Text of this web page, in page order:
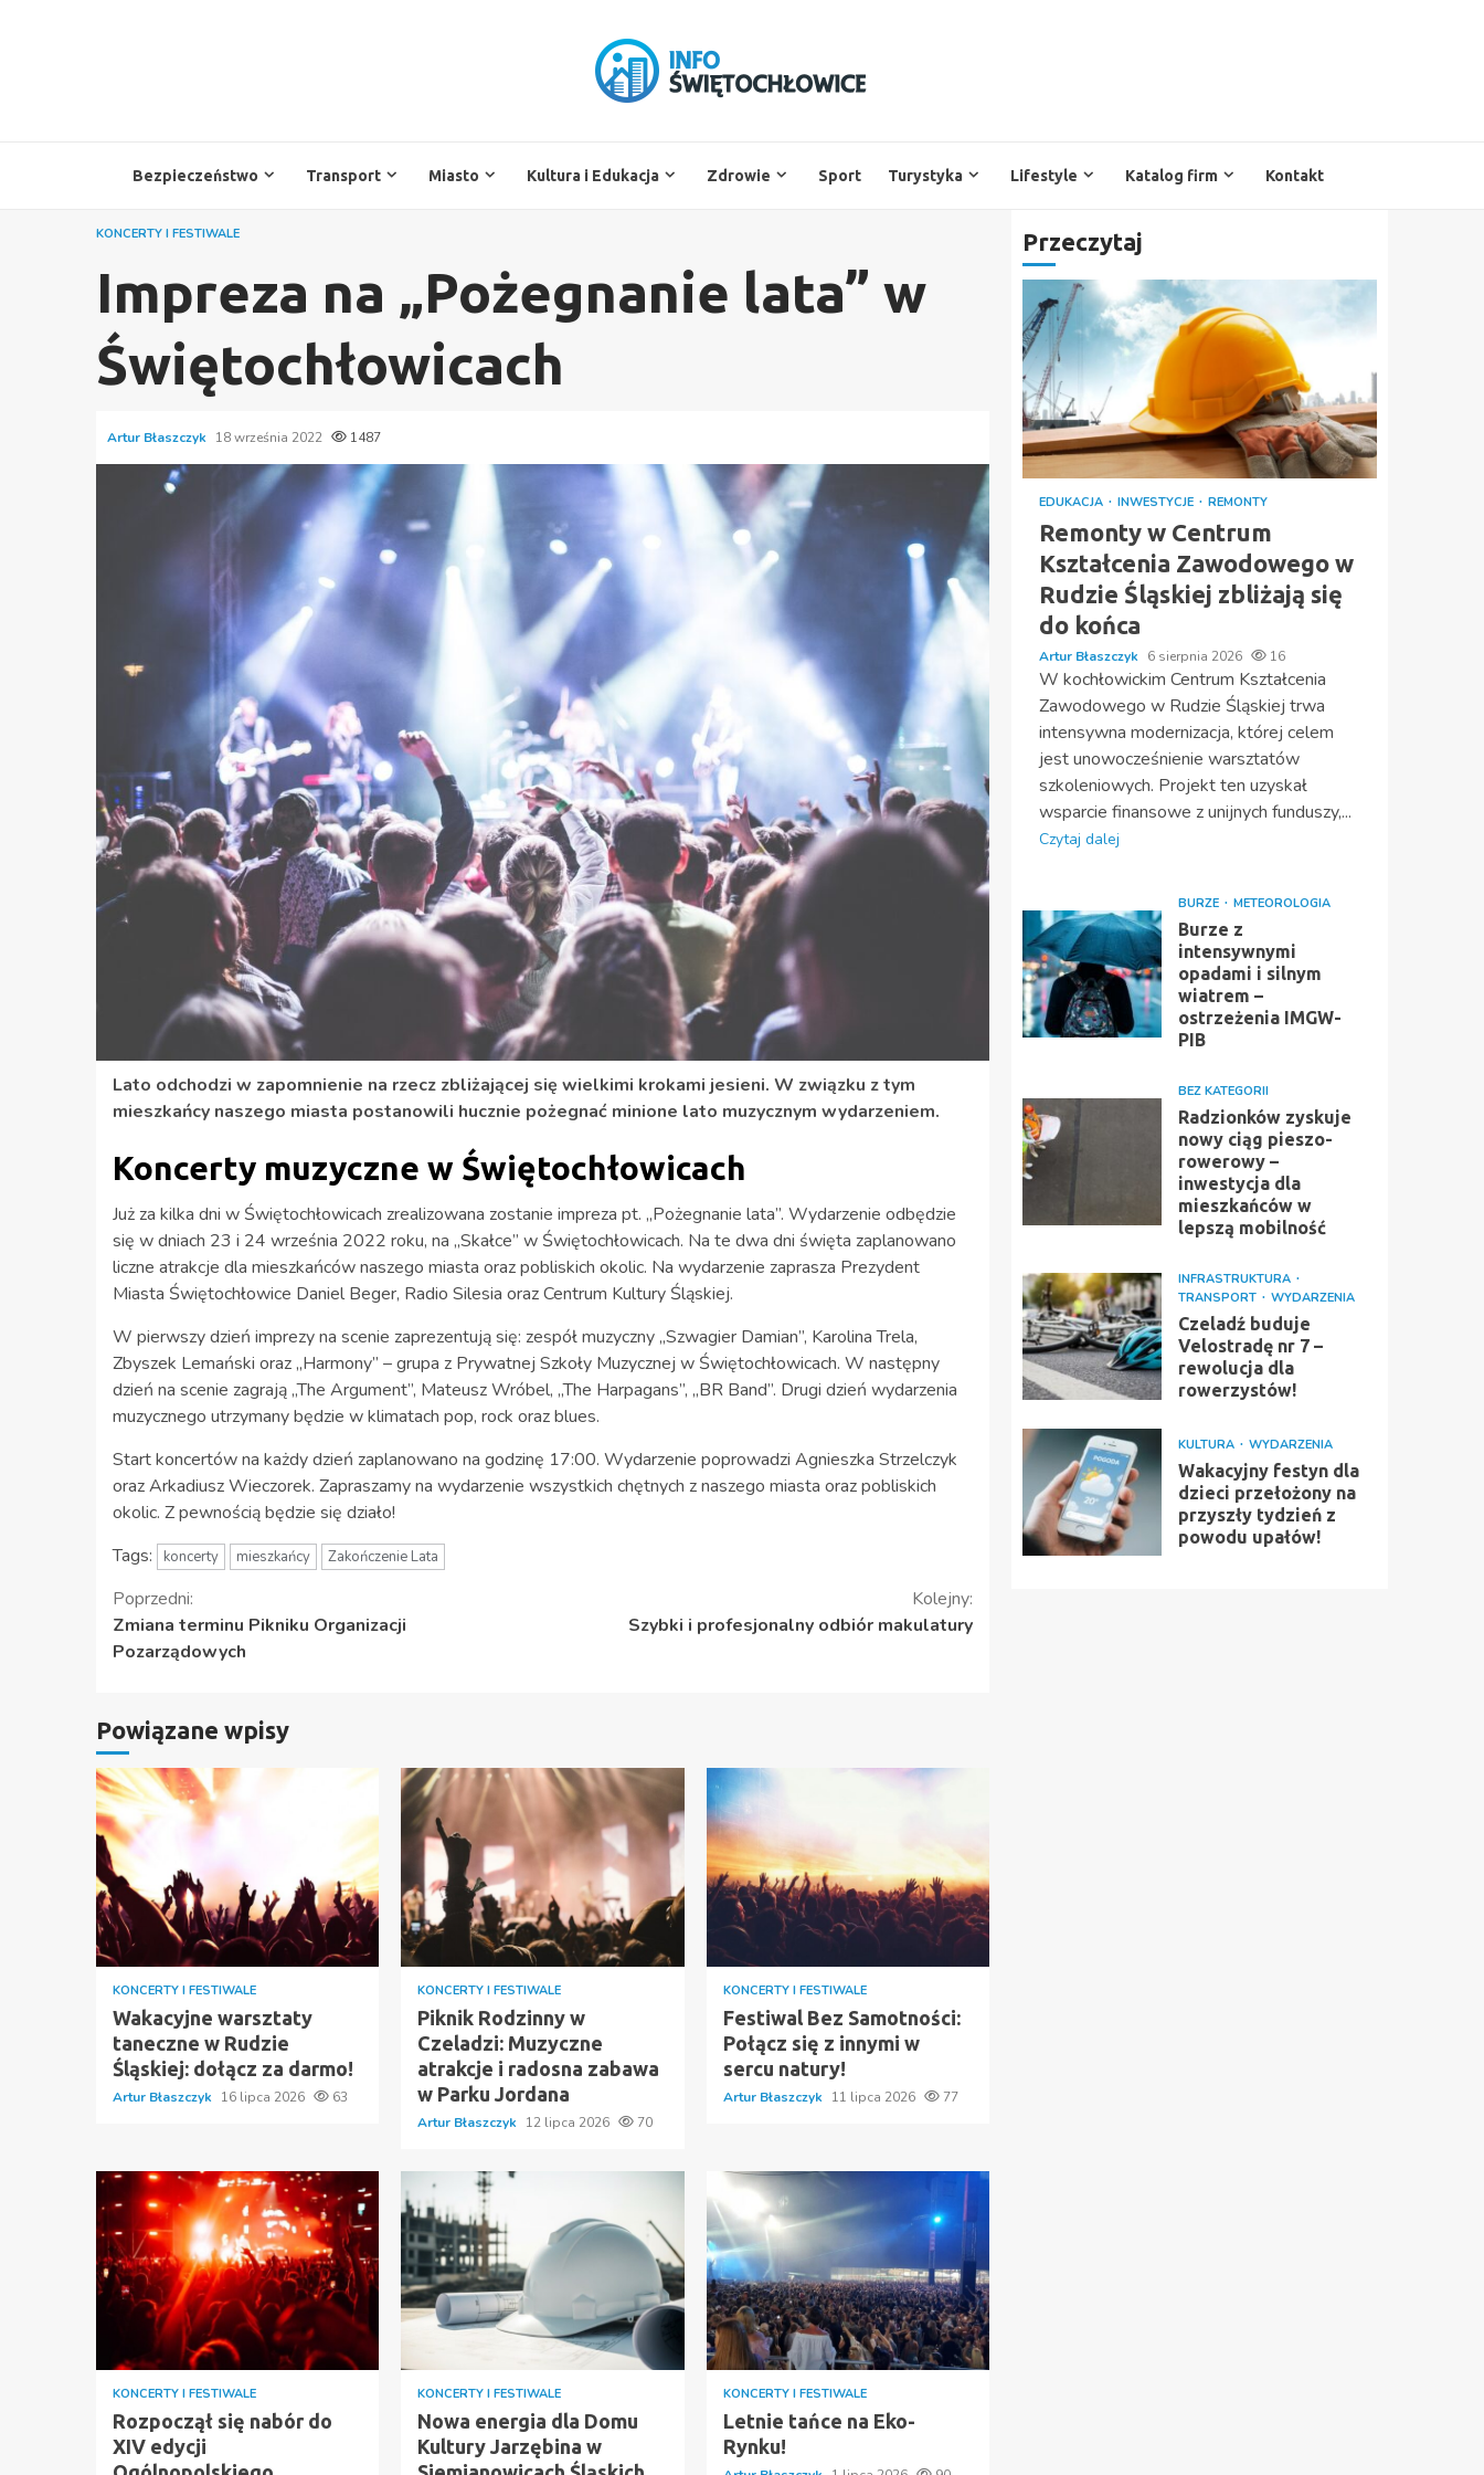
Bezpieczeństwo Transport Miasto Kultura i Edukacja Zdrowie Sport Turystyka Lifestyle Katalog firm Kontakt
KONCERTY I FESTIWALE
Impreza na „Pożegnanie lata” w
Świętochłowicach
Artur Błaszczyk 18 września 2022 1487
Lato odchodzi w zapomnienie na rzecz zbliżającej się wielkimi krokami jesieni. W związku z tym
mieszkańcy naszego miasta postanowili hucznie pożegnać minione lato muzycznym wydarzeniem.
Koncerty muzyczne w Świętochłowicach
Już za kilka dni w Świętochłowicach zrealizowana zostanie impreza pt. „Pożegnanie lata”. Wydarzenie odbędzie
się w dniach 23 i 24 września 2022 roku, na „Skałce” w Świętochłowicach. Na te dwa dni święta zaplanowano
liczne atrakcje dla mieszkańców naszego miasta oraz pobliskich okolic. Na wydarzenie zaprasza Prezydent
Miasta Świętochłowice Daniel Beger, Radio Silesia oraz Centrum Kultury Śląskiej.
W pierwszy dzień imprezy na scenie zaprezentują się: zespół muzyczny „Szwagier Damian”, Karolina Trela,
Zbyszek Lemański oraz „Harmony” – grupa z Prywatnej Szkoły Muzycznej w Świętochłowicach. W następny
dzień na scenie zagrają „The Argument”, Mateusz Wróbel, „The Harpagans”, „BR Band”. Drugi dzień wydarzenia
muzycznego utrzymany będzie w klimatach pop, rock oraz blues.
Start koncertów na każdy dzień zaplanowano na godzinę 17:00. Wydarzenie poprowadzi Agnieszka Strzelczyk
oraz Arkadiusz Wieczorek. Zapraszamy na wydarzenie wszystkich chętnych z naszego miasta oraz pobliskich
okolic. Z pewnością będzie się działo!
Tags:
koncerty mieszkańcy Zakończenie Lata
Kontynuuj
czytanie
Poprzedni:
Zmiana terminu Pikniku Organizacji
Pozarządowych
Kolejny:
Szybki i profesjonalny odbiór makulatury
Powiązane wpisy
KONCERTY I FESTIWALE
Wakacyjne warsztaty
taneczne w Rudzie
Śląskiej: dołącz za darmo!
Artur Błaszczyk 16 lipca 2026 63
KONCERTY I FESTIWALE
Piknik Rodzinny w
Czeladzi: Muzyczne
atrakcje i radosna zabawa
w Parku Jordana
Artur Błaszczyk 12 lipca 2026 70
KONCERTY I FESTIWALE
Festiwal Bez Samotności:
Połącz się z innymi w
sercu natury!
Artur Błaszczyk 11 lipca 2026 77
KONCERTY I FESTIWALE
Rozpoczął się nabór do
XIV edycji
KONCERTY I FESTIWALE
Nowa energia dla Domu
Kultury Jarzębina w
KONCERTY I FESTIWALE
Letnie tańce na Eko-
Rynku!
Przeczytaj
EDUKACJA INWESTYCJE REMONTY
Remonty w Centrum
Kształcenia Zawodowego w
Rudzie Śląskiej zbliżają się
do końca
Artur Błaszczyk 6 sierpnia 2026 16
W kochłowickim Centrum Kształcenia
Zawodowego w Rudzie Śląskiej trwa
intensywna modernizacja, której celem
jest unowocześnienie warsztatów
szkoleniowych. Projekt ten uzyskał
wsparcie finansowe z unijnych funduszy,...
Czytaj dalej
BURZE METEOROLOGIA
Burze z
intensywnymi
opadami i silnym
wiatrem –
ostrzeżenia IMGW-
PIB
BEZ KATEGORII
Radzionków zyskuje
nowy ciąg pieszo-
rowerowy –
inwestycja dla
mieszkańców w
lepszą mobilność
INFRASTRUKTURA
TRANSPORT
WYDARZENIA
Czeladź buduje
Velostradę nr 7 –
rewolucja dla
rowerzystów!
KULTURA WYDARZENIA
Wakacyjny festyn dla
dzieci przełożony na
przyszły tydzień z
powodu upałów!